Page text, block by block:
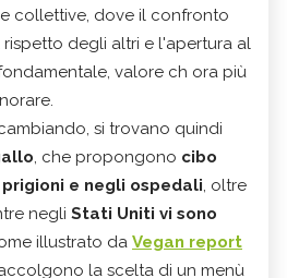
collettive, dove il confronto
degli altri e l'apertura al
valore ch ora più
si trovano quindi
, che propongono cibo
e negli ospedali, oltre
negli Stati Uniti vi sono
illustrato da Vegan report
la scelta di un menù